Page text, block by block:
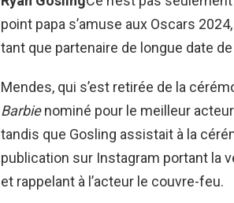
point papa s’amuse aux Oscars
tant que partenaire de longue date
Mendes, qui s’est retirée de la
Barbienominé pour le meilleur
tandis que Gosling assistait à la
publication sur Instagram portant la
et rappelant à l’acteur le couvre-feu.